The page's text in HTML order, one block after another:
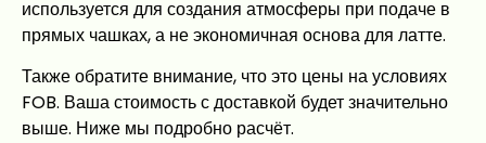
используется для создания атмосферы при подаче в
прямых чашках, а не экономичная основа для латте.
Также обратите внимание, что это цены на условиях
FOB. Ваша стоимость с доставкой будет значительно
выше. Ниже мы подробно расчёт.